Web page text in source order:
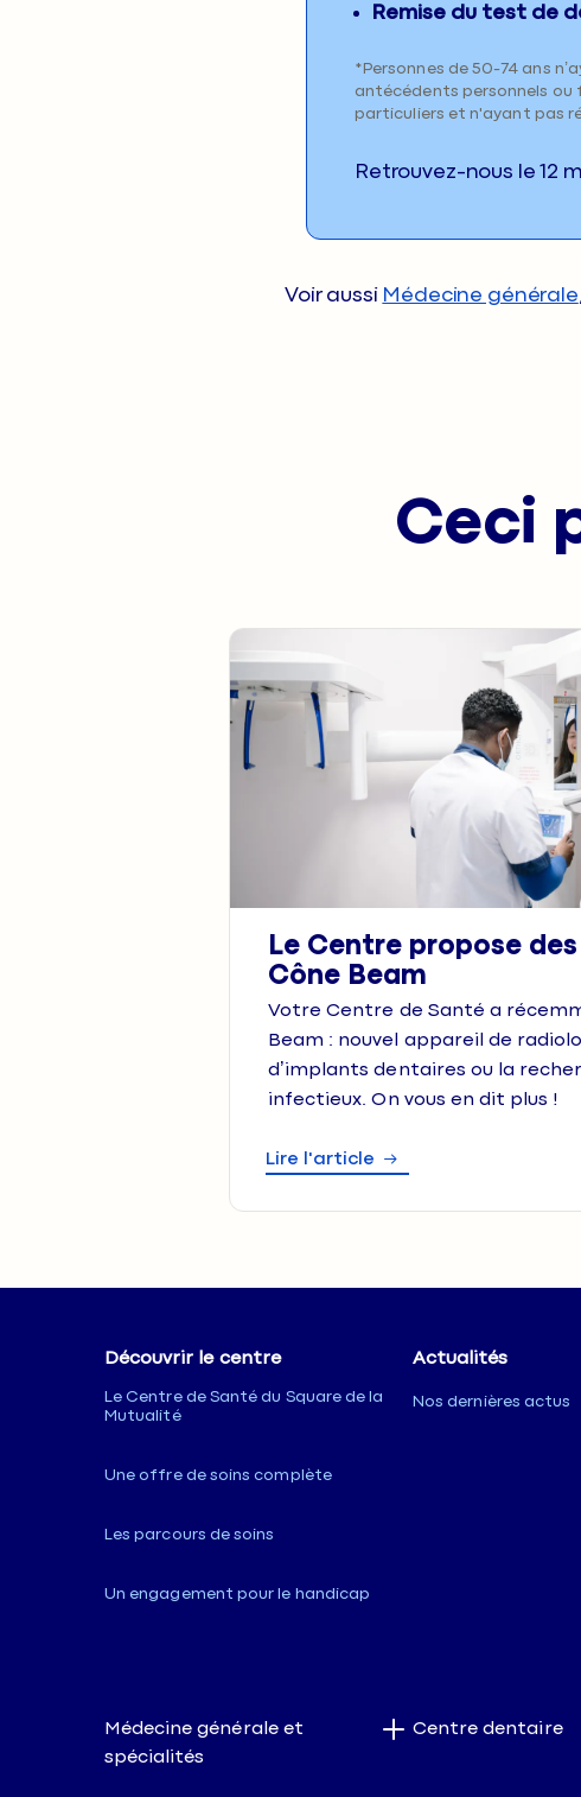
Remise du test de
*Personnes de 50-74 ans
antécédents personnels ou
particuliers et n'ayant pas
Retrouvez-nous le 12
Voir aussi Médecine générale
Ceci
Le Centre propose
Cône Beam
Votre Centre de Santé a
Beam : nouvel appareil de
d’implants dentaires ou la
infectieux. On vous en dit plus !
Lire l'article
Découvrir le centre
Le Centre de Santé du Square de la
Mutualité
Une offre de soins complète
Les parcours de soins
Un engagement pour le handicap
Actualités
Nos dernières actus
Médecine générale et
spécialités
Centre dentaire